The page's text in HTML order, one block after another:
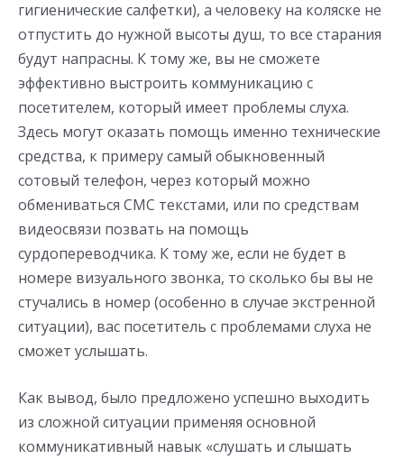
гигиенические салфетки), а человеку на коляске не
отпустить до нужной высоты душ, то все старания
будут напрасны. К тому же, вы не сможете
эффективно выстроить коммуникацию с
посетителем, который имеет проблемы слуха.
Здесь могут оказать помощь именно технические
средства, к примеру самый обыкновенный
сотовый телефон, через который можно
обмениваться СМС текстами, или по средствам
видеосвязи позвать на помощь
сурдопереводчика. К тому же, если не будет в
номере визуального звонка, то сколько бы вы не
стучались в номер (особенно в случае экстренной
ситуации), вас посетитель с проблемами слуха не
сможет услышать.
Как вывод, было предложено успешно выходить
из сложной ситуации применяя основной
коммуникативный навык «слушать и слышать